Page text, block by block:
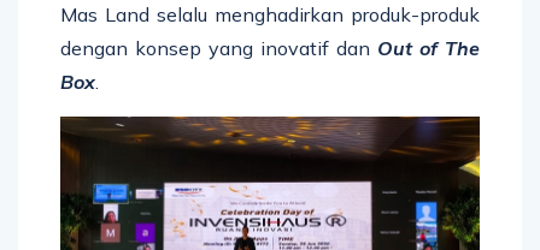
Mas Land selalu menghadirkan produk-produk
dengan konsep yang inovatif dan Out of The
Box